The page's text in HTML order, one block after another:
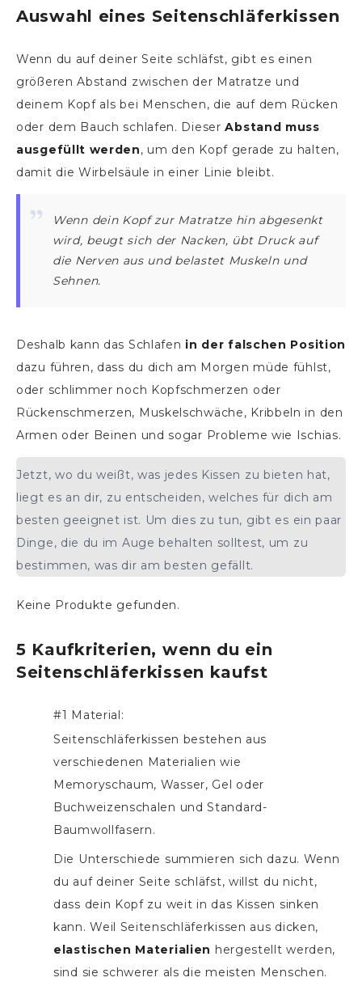
Auswahl eines Seitenschläferkissen
Wenn du auf deiner Seite schläfst, gibt es einen
größeren Abstand zwischen der Matratze und
deinem Kopf als bei Menschen, die auf dem Rücken
oder dem Bauch schlafen. DieserAbstand muss
ausgefüllt werden, um den Kopf gerade zu halten,
damit die Wirbelsäule in einer Linie bleibt.
Wenn dein Kopf zur Matratze hin abgesenkt
wird, beugt sich der Nacken, übt Druck auf
die Nerven aus und belastet Muskeln und
Sehnen.
Deshalb kann das Schlafen in der falschen Position
dazu führen, dass du dich am Morgen müde fühlst,
oder schlimmer noch Kopfschmerzen oder
Rückenschmerzen, Muskelschwäche, Kribbeln in den
Armen oder Beinen und sogar Probleme wie Ischias.
Jetzt, wo du weißt, was jedes Kissen zu bieten hat,
liegt es an dir, zu entscheiden, welches für dich am
besten geeignet ist. Um dies zu tun, gibt es ein paar
Dinge, die du im Auge behalten solltest, um zu
bestimmen, was dir am besten gefällt.
Keine Produkte gefunden.
5 Kaufkriterien, wenn du ein
Seitenschläferkissen kaufst
#1 Material:
Seitenschläferkissen bestehen aus
verschiedenen Materialien wie
Memoryschaum, Wasser, Gel oder
Buchweizenschalen und Standard-
Baumwollfasern.
Die Unterschiede summieren sich dazu. Wenn
du auf deiner Seite schläfst, willst du nicht,
dass dein Kopf zu weit in das Kissen sinken
kann. Weil Seitenschläferkissen aus dicken,
elastischen Materialien hergestellt werden,
sind sie schwerer als die meisten Menschen.